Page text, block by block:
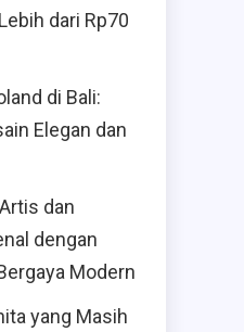
dari Rp70
di Bali:
Elegan dan
dan
dengan
Modern
yang Masih